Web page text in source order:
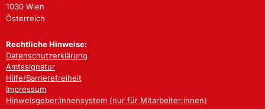
1030 Wien
Österreich
Rechtliche Hinweise:
Datenschutzerklärung
Amtssignatur
Hilfe/Barrierefreiheit
Impressum
Hinweisgeber:innensystem (nur für Mitarbeiter:innen)